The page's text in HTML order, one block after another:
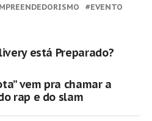
EVENTO
está Preparado?
vem pra chamar a
rap e do slam